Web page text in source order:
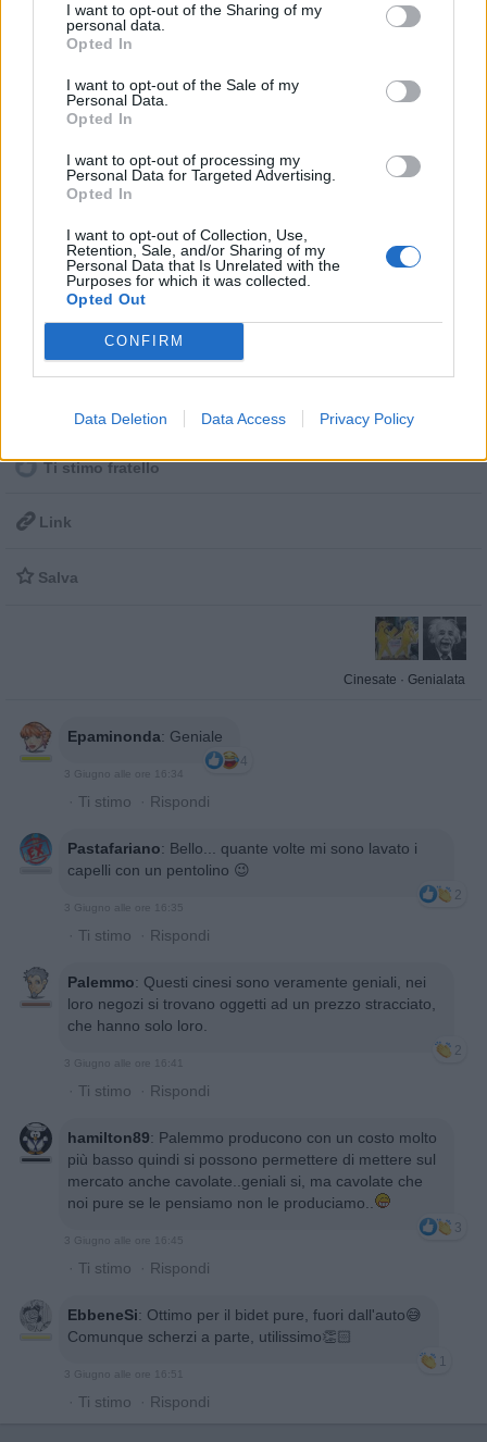
I want to opt-out of the Sharing of my
personal data.
Opted In
I want to opt-out of the Sale of my
Personal Data.
Opted In
I want to opt-out of processing my
Personal Data for Targeted Advertising.
Opted In
I want to opt-out of Collection, Use,
Retention, Sale, and/or Sharing of my
Personal Data that Is Unrelated with the
Purposes for which it was collected.
Opted Out
CONFIRM
Data Deletion Data Access Privacy Policy
Ti stimo fratello
 Link
 Salva
Cinesate · Genialata
Epaminonda: Geniale
4
3 Giugno alle ore 16:34
· Ti stimo · Rispondi
Pastafariano: Bello... quante volte mi sono lavato i
capelli con un pentolino 😉
2
3 Giugno alle ore 16:35
· Ti stimo · Rispondi
Palemmo: Questi cinesi sono veramente geniali, nei
loro negozi si trovano oggetti ad un prezzo stracciato,
che hanno solo loro.
2
3 Giugno alle ore 16:41
· Ti stimo · Rispondi
hamilton89: Palemmo producono con un costo molto
più basso quindi si possono permettere di mettere sul
mercato anche cavolate..geniali si, ma cavolate che
noi pure se le pensiamo non le produciamo..
3
3 Giugno alle ore 16:45
· Ti stimo · Rispondi
EbbeneSi: Ottimo per il bidet pure, fuori dall'auto😅
Comunque scherzi a parte, utilissimo👏🏻
1
3 Giugno alle ore 16:51
· Ti stimo · Rispondi